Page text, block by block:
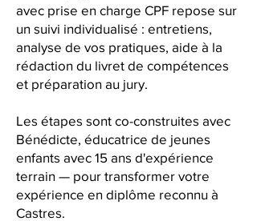
avec prise en charge CPF repose sur
un suivi individualisé : entretiens,
analyse de vos pratiques, aide à la
rédaction du livret de compétences
et préparation au jury.
Les étapes sont co-construites avec
Bénédicte, éducatrice de jeunes
enfants avec 15 ans d'expérience
terrain — pour transformer votre
expérience en diplôme reconnu à
Castres.